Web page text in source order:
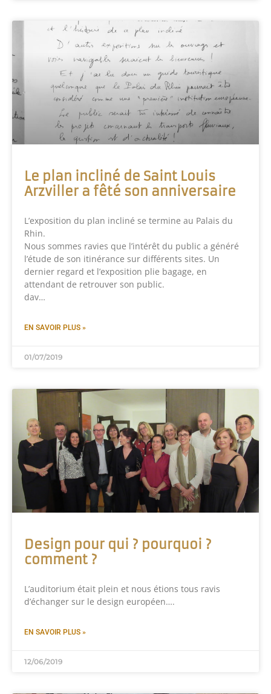
Le plan incliné de Saint Louis
Arzviller a fêté son anniversaire
L’exposition du plan incliné se termine au Palais du
Rhin.
Nous sommes ravies que l’intérêt du public a généré
l’étude de son itinérance sur différents sites. Un
dernier regard et l’exposition plie bagage, en
attendant de retrouver son public.
dav…
EN SAVOIR PLUS »
01/07/2019
Design pour qui ? pourquoi ?
comment ?
L’auditorium était plein et nous étions tous ravis
d’échanger sur le design européen….
EN SAVOIR PLUS »
12/06/2019